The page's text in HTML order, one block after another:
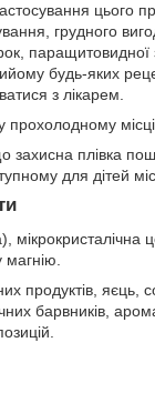
цього
грудного
паращитовидної
будь-яких
з лікарем.
прохолодному
захисна плівка
для дітей
мікрокристалічна
продуктів, яєць,
барвників,